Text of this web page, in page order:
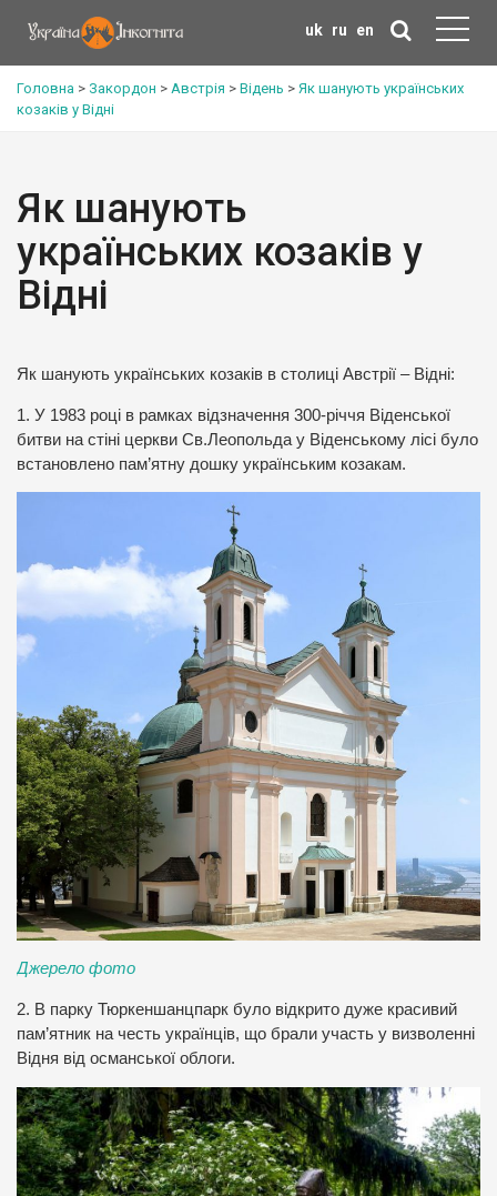
uk ru en
Головна > Закордон > Австрія > Відень > Як шанують українських
козаків у Відні
Як шанують
українських козаків у
Відні
Як шанують українських козаків в столиці Австрії – Відні:
1. У 1983 році в рамках відзначення 300-річчя Віденської
битви на стіні церкви Св.Леопольда у Віденському лісі було
встановлено пам’ятну дошку українським козакам.
Джерело фото
2. В парку Тюркеншанцпарк було відкрито дуже красивий
пам’ятник на честь українців, що брали участь у визволенні
Відня від османської облоги.